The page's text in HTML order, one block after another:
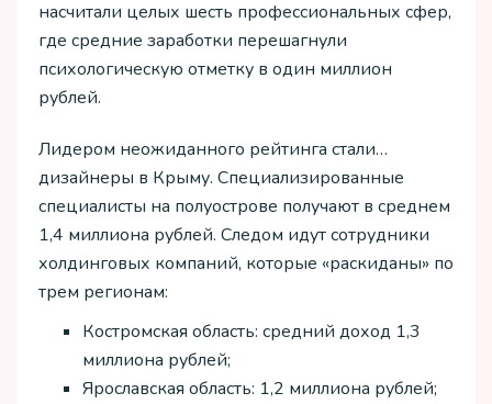
насчитали целых шесть профессиональных сфер,
где средние заработки перешагнули
психологическую отметку в один миллион
рублей.
Лидером неожиданного рейтинга стали…
дизайнеры в Крыму. Специализированные
специалисты на полуострове получают в среднем
1,4 миллиона рублей. Следом идут сотрудники
холдинговых компаний, которые «раскиданы» по
трем регионам:
Костромская область: средний доход 1,3
миллиона рублей;
Ярославская область: 1,2 миллиона рублей;